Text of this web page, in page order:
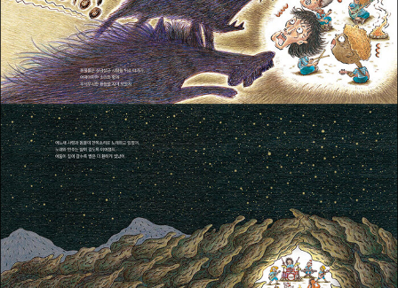
은 초등학교 교과서에 수록되었다.